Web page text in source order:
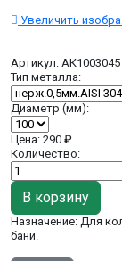
Увеличить
Артикул: АК1003045
Тип металла:
Диаметр (мм):
Цена: 290 ₽
Количество:
Назначение: Для
бани.